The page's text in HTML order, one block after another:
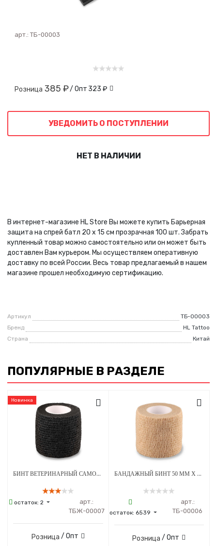
арт.: ТБ-00003
Розница 385 ₽/ Опт 323 ₽
УВЕДОМИТЬ О ПОСТУПЛЕНИИ
НЕТ В НАЛИЧИИ
В интернет-магазине HL Store Вы можете купить Барьерная
защита на спрей батл 20 х 15 см прозрачная 100 шт. Забрать
купленный товар можно самостоятельно или он может быть
доставлен Вам курьером. Мы осуществляем оперативную
доставку по всей России. Весь товар предлагаемый в нашем
магазине прошел необходимую сертификацию.
Артикул
ТБ-00003
Бренд
HL Tattoo
Страна
Китай
ПОПУЛЯРНЫЕ В РАЗДЕЛЕ
Новинка
БИНТ ВЕТЕРИНАРНЫЙ САМОФИКСИРУЮЩИЙСЯ ДЛЯ ЖИВОТНЫХ 50 ММ Х 4.5 М ЧЕРНЫЙ
остаток:2
арт.:
ТБЖ-00007
Розница / Опт
БАНДАЖНЫЙ БИНТ 50 ММ Х 4.5 М БЕЖЕВЫЙ 1 ШТУКА
остаток: 6539
арт.:
ТБ-00006
Розница / Опт